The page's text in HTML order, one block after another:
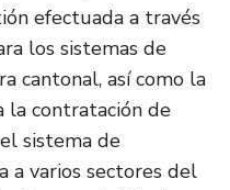
efectuada a través
los sistemas de
cantonal, así como la
la contratación de
sistema de
a varios sectores del